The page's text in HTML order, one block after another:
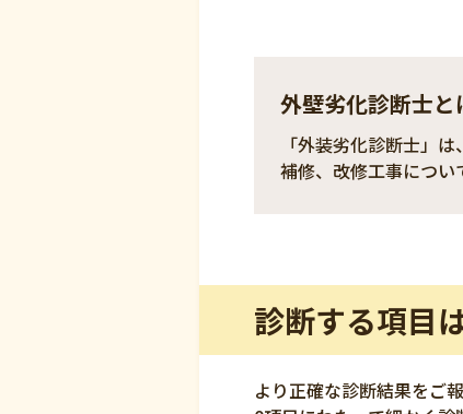
外壁劣化診断士と
「外装劣化診断士」
補修、改修工事につい
診断する項目
より正確な診断結果をご